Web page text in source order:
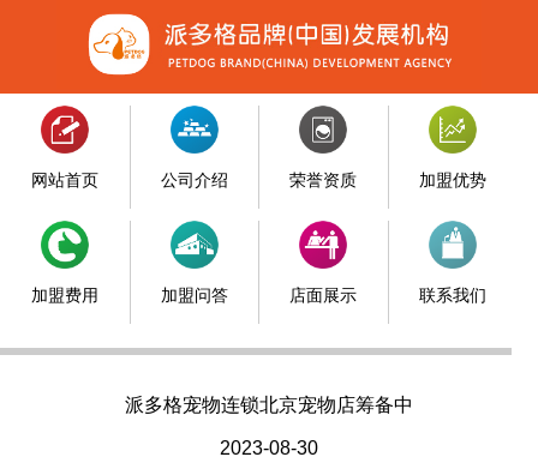
网站首页 公司介绍 荣誉资质 加盟优势
加盟费用 加盟问答 店面展示 联系我们
派多格宠物连锁北京宠物店筹备中
2023-08-30